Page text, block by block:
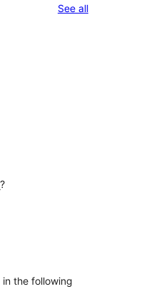
See allreviews
the following